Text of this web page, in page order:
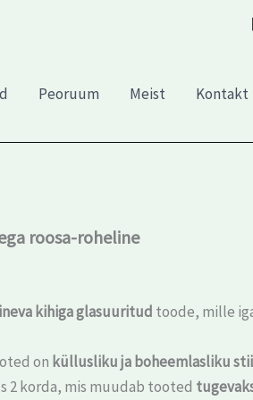
Peoruum Meist Kontakt
roosa-roheline
kihiga glasuuritud toode, mille
on küllusliku ja boheemlasliku
2 korda, mis muudab tooted